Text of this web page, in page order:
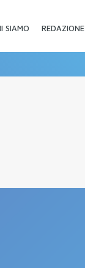
SIAMO REDAZIONE